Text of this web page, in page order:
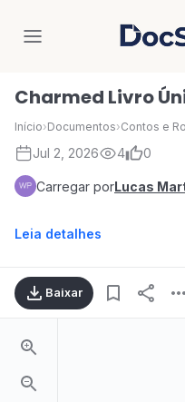
Charmed Livro
Início›Documentos›Contos e
Jul 2, 2026 4 0
Carregar porLucas
Leia detalhes
Baixar